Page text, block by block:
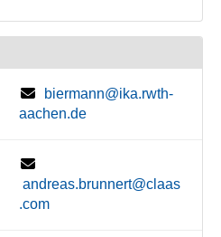
biermann@ika.rwth-
aachen.de
andreas.brunnert@claas
.com